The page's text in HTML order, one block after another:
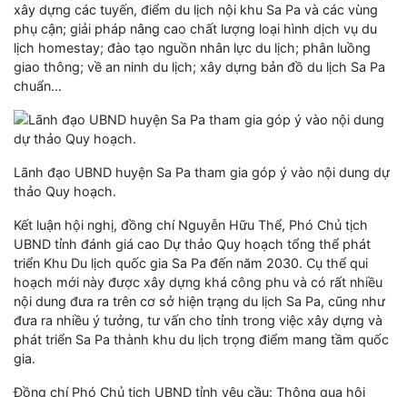
xây dựng các tuyến, điểm du lịch nội khu Sa Pa và các vùng
phụ cận; giải pháp nâng cao chất lượng loại hình dịch vụ du
lịch homestay; đào tạo nguồn nhân lực du lịch; phân luồng
giao thông; về an ninh du lịch; xây dựng bản đồ du lịch Sa Pa
chuẩn…
Lãnh đạo UBND huyện Sa Pa tham gia góp ý vào nội dung dự
thảo Quy hoạch.
Kết luận hội nghị, đồng chí Nguyễn Hữu Thể, Phó Chủ tịch
UBND tỉnh đánh giá cao Dự thảo Quy hoạch tổng thể phát
triển Khu Du lịch quốc gia Sa Pa đến năm 2030. Cụ thể qui
hoạch mới này được xây dựng khá công phu và có rất nhiều
nội dung đưa ra trên cơ sở hiện trạng du lịch Sa Pa, cũng như
đưa ra nhiều ý tưởng, tư vấn cho tỉnh trong việc xây dựng và
phát triển Sa Pa thành khu du lịch trọng điểm mang tầm quốc
gia.
Đồng chí Phó Chủ tịch UBND tỉnh yêu cầu: Thông qua hội